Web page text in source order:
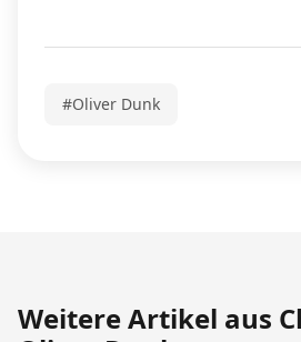
#Oliver Dunk
Weitere Artikel aus